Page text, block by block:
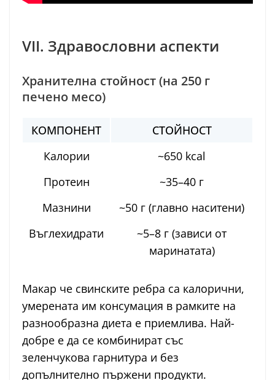
VII. Здравословни аспекти
Хранителна стойност (на 250 г
печено месо)
КОМПОНЕНТ
СТОЙНОСТ
Калории
~650 kcal
Протеин
~35–40 г
Мазнини
~50 г (главно наситени)
Въглехидрати
~5–8 г (зависи от
маринатата)
Макар че свинските ребра са калорични,
умерената им консумация в рамките на
разнообразна диета е приемлива. Най-
добре е да се комбинират със
зеленчукова гарнитура и без
допълнително пържени продукти.